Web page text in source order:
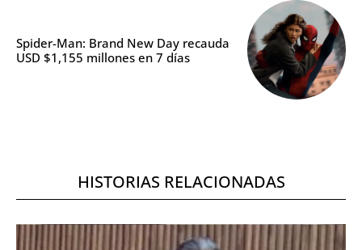
Spider-Man: Brand New Day recauda
USD $1,155 millones en 7 días
HISTORIAS RELACIONADAS